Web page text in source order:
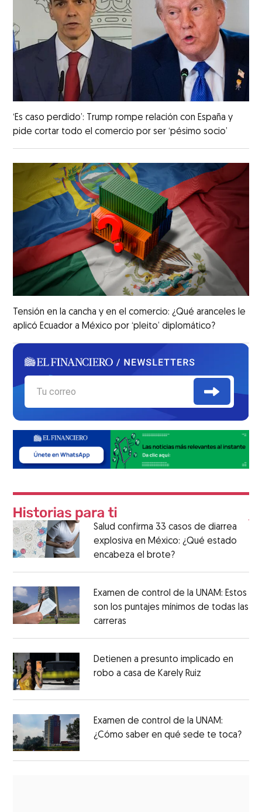
‘Es caso perdido’: Trump rompe relación con España y
pide cortar todo el comercio por ser ‘pésimo socio’
Tensión en la cancha y en el comercio: ¿Qué aranceles le
aplicó Ecuador a México por ‘pleito’ diplomático?
Salud confirma 33 casos de diarrea
explosiva en México: ¿Qué estado
encabeza el brote?
Examen de control de la UNAM: Estos
son los puntajes mínimos de todas las
carreras
Detienen a presunto implicado en
robo a casa de Karely Ruiz
Examen de control de la UNAM:
¿Cómo saber en qué sede te toca?